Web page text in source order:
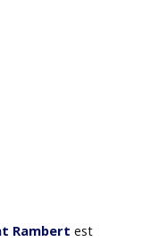
Rambert est